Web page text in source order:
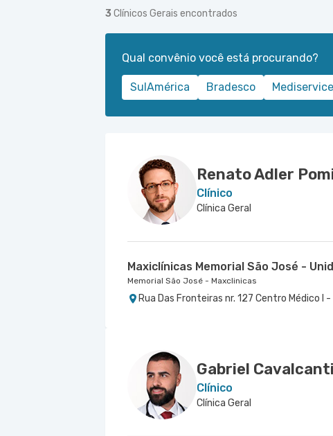
3 Clínicos Gerais encontrados
Qual convênio você está procurando?
SulAmérica Bradesco Mediservice
Renato Adler
Clínico
Clínica Geral
Maxiclínicas Memorial São José -
Memorial São José - Maxclinicas
Rua Das Fronteiras nr. 127 Centro Médico I
Gabriel
Clínico
Clínica Geral